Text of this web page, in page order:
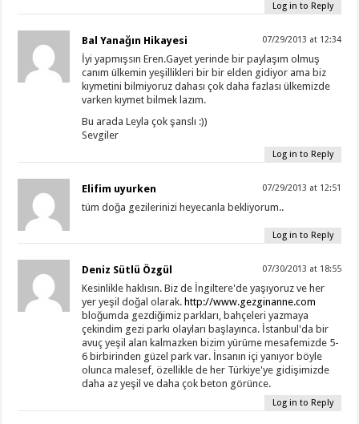
Log in to Reply
Bal Yanağın Hikayesi 07/29/2013 at 12:34
İyi yapmışsın Eren.Gayet yerinde bir paylaşım olmuş
canım ülkemin yeşillikleri bir bir elden gidiyor ama biz
kıymetini bilmiyoruz dahası çok daha fazlası ülkemizde
varken kıymet bilmek lazım.
Bu arada Leyla çok şanslı :))
Sevgiler
Log in to Reply
Elifim uyurken 07/29/2013 at 12:51
tüm doğa gezilerinizi heyecanla bekliyorum..
Log in to Reply
Deniz Sütlü Özgül 07/30/2013 at 18:55
Kesinlikle haklısın. Biz de İngiltere'de yaşıyoruz ve her
yer yeşil doğal olarak. http://www.gezginanne.com
bloğumda gezdiğimiz parkları, bahçeleri yazmaya
çekindim gezi parkı olayları başlayınca. İstanbul'da bir
avuç yeşil alan kalmazken bizim yürüme mesafemizde 5-
6 birbirinden güzel park var. İnsanın içi yanıyor böyle
olunca malesef, özellikle de her Türkiye'ye gidişimizde
daha az yeşil ve daha çok beton görünce.
Log in to Reply